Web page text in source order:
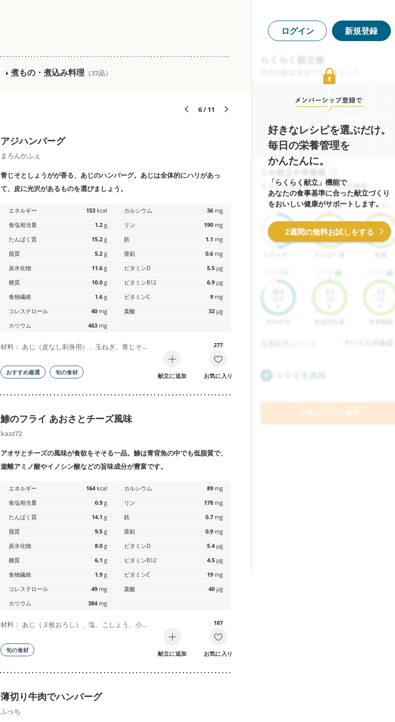
煮もの・煮込み料理 （37品）
6 / 11
アジハンバーグ
まろんかふぇ
青じそとしょうがが香る、あじのハンバーグ。あじは全体的にハリがあっ
て、皮に光沢があるものを選びましょう。
エネルギー 153 kcal
食塩相当量
1.2 g
たんぱく質
15.2 g
脂質
5.2 g
炭水化物
11.6 g
糖質
10.0 g
食物繊維
1.6 g
コレステロール
40 mg
カリウム
463 mg
カルシウム 36 mg
リン
190 mg
鉄
1.1 mg
亜鉛
0.6 mg
ビタミンD
5.5 µg
ビタミンB12
6.9 µg
ビタミンC
9 mg
葉酸
32 µg
材料： あじ（皮なし刺身用）、玉ねぎ、青じそ…
おすすめ厳選 旬の食材 献立に追加
277
お気に入り
鯵のフライ あおさとチーズ風味
kazz72
アオサとチーズの風味が食欲をそそる一品。鯵は青背魚の中でも低脂質で、
遊離アミノ酸やイノシン酸などの旨味成分が豊富です。
エネルギー 164 kcal
食塩相当量
0.9 g
たんぱく質
14.1 g
脂質
9.5 g
炭水化物
8.0 g
糖質
6.1 g
食物繊維
1.9 g
コレステロール
49 mg
カリウム
384 mg
カルシウム 89 mg
リン
178 mg
鉄
0.7 mg
亜鉛
0.9 mg
ビタミンD
5.4 µg
ビタミンB12
4.5 µg
ビタミンC
19 mg
葉酸
40 µg
材料： あじ（３枚おろし）、塩、こしょう、小…
旬の食材 献立に追加
187
お気に入り
薄切り牛肉でハンバーグ
ふっち
ログイン 新規登録
好きなレシピを選ぶだけ。
毎日の栄養管理を
かんたんに。
「らくらく献立」機能で
あなたの食事基準に合った献立づくり
をおいしい健康がサポートします。
2週間の無料お試しをする